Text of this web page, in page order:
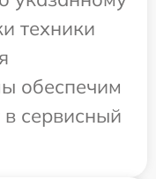
техники
обеспечим
сервисный